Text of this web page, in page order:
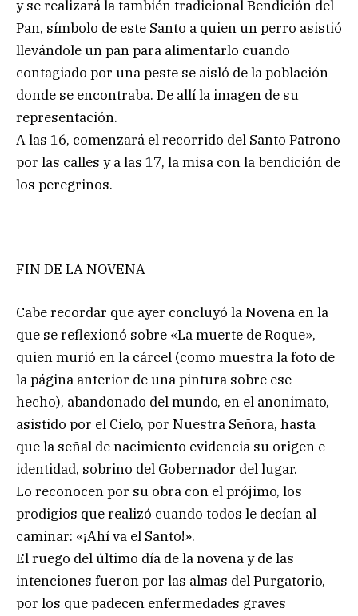
y se realizará la también tradicional Bendición del
Pan, símbolo de este Santo a quien un perro asistió
llevándole un pan para alimentarlo cuando
contagiado por una peste se aisló de la población
donde se encontraba. De allí la imagen de su
representación.
A las 16, comenzará el recorrido del Santo Patrono
por las calles y a las 17, la misa con la bendición de
los peregrinos.
FIN DE LA NOVENA
Cabe recordar que ayer concluyó la Novena en la
que se reflexionó sobre «La muerte de Roque»,
quien murió en la cárcel (como muestra la foto de
la página anterior de una pintura sobre ese
hecho), abandonado del mundo, en el anonimato,
asistido por el Cielo, por Nuestra Señora, hasta
que la señal de nacimiento evidencia su origen e
identidad, sobrino del Gobernador del lugar.
Lo reconocen por su obra con el prójimo, los
prodigios que realizó cuando todos le decían al
caminar: «¡Ahí va el Santo!».
El ruego del último día de la novena y de las
intenciones fueron por las almas del Purgatorio,
por los que padecen enfermedades graves